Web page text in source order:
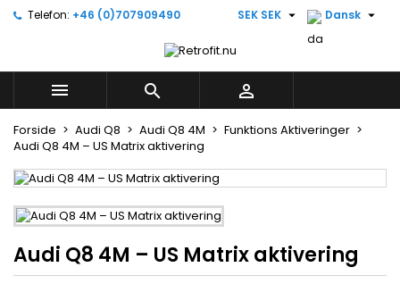
Telefon: +46 (0)707909490 Dansk 
SEK SEK 
  
Forside Audi Q8 Audi Q8 4M
Funktions Aktiveringer
Audi Q8 4M – US Matrix aktivering
Audi Q8 4M – US Matrix aktivering
×
add_circle_outlineCreate new list
×
((label))
((cancelText)) ((createText))
×
Du skal være logget på for at gemme produkter på
din ønskeliste.
((cancelText))